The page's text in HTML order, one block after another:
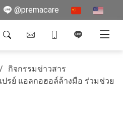
@premacare
กิจกรรมข่าวสาร
ปรย์ แอลกอฮอล์ล้างมือ ร่วมช่วย